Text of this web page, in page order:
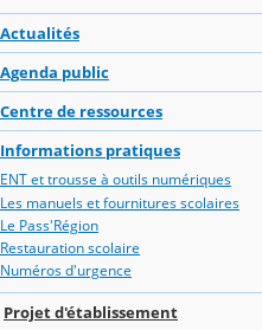
Actualités
Agenda public
Centre de ressources
Informations pratiques
ENT et trousse à outils numériques
Les manuels et fournitures scolaires
Le Pass'Région
Restauration scolaire
Numéros d'urgence
Projet d'établissement